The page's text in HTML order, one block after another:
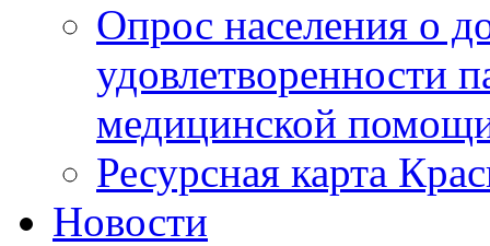
Опрос населения о
удовлетворенности
медицинской
Ресурсная карта
Новости